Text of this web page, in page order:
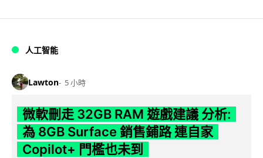
人工智能
Lawton 5 小時
微軟刪走 32GB RAM 遊戲建議 分析:
為 8GB Surface 銷售鋪路 連自家
Copilot+ 門檻也未到